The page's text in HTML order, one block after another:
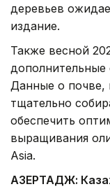
деревьев
издание.
Также весной
Данные о почве,
тщательно
обеспечить
выращивания
Asia.
АЗЕРТАДЖ: